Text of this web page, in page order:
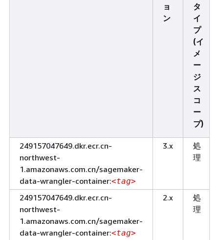
ョ
ン
タ
イ
プ
(イ
メ
ー
ジ
ス
コ
ー
プ)
249157047649.dkr.ecr.cn-
northwest-
1.amazonaws.com.cn/sagemaker-
data-wrangler-container:<tag>
3.x
処
理
249157047649.dkr.ecr.cn-
northwest-
1.amazonaws.com.cn/sagemaker-
data-wrangler-container:<tag>
2.x
処
理